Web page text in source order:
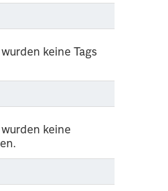
keine Tags
wurden keine